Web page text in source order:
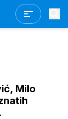
Milo